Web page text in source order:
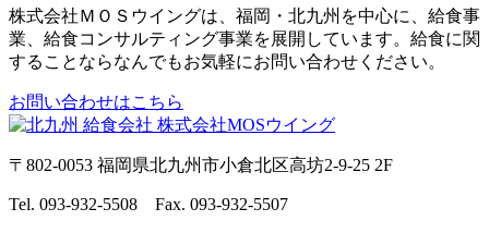
株式会社ＭＯＳウイングは、福岡・北九州を中心に、給食事
業、給食コンサルティング事業を展開しています。給食に関
することならなんでもお気軽にお問い合わせください。
お問い合わせはこちら
〒802-0053 福岡県北九州市小倉北区高坊2-9-25 2F
Tel. 093-932-5508 Fax. 093-932-5507